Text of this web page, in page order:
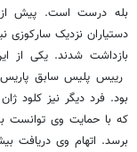
دستیاران نزدیک سارکوزی
که با حمایت وی توانست